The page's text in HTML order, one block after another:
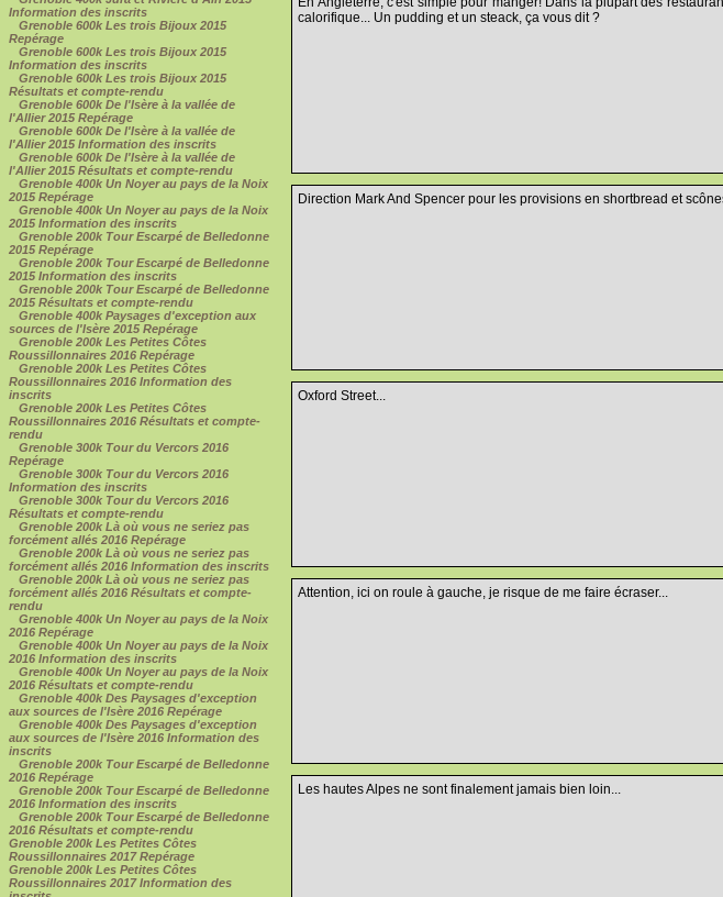
Information des inscrits
Grenoble 600k Les trois Bijoux 2015
Repérage
Grenoble 600k Les trois Bijoux 2015
Information des inscrits
Grenoble 600k Les trois Bijoux 2015
Résultats et compte-rendu
Grenoble 600k De l'Isère à la vallée de
l'Allier 2015 Repérage
Grenoble 600k De l'Isère à la vallée de
l'Allier 2015 Information des inscrits
Grenoble 600k De l'Isère à la vallée de
l'Allier 2015 Résultats et compte-rendu
Grenoble 400k Un Noyer au pays de la Noix
2015 Repérage
Grenoble 400k Un Noyer au pays de la Noix
2015 Information des inscrits
Grenoble 200k Tour Escarpé de Belledonne
2015 Repérage
Grenoble 200k Tour Escarpé de Belledonne
2015 Information des inscrits
Grenoble 200k Tour Escarpé de Belledonne
2015 Résultats et compte-rendu
Grenoble 400k Paysages d'exception aux
sources de l'Isère 2015 Repérage
Grenoble 200k Les Petites Côtes
Roussillonnaires 2016 Repérage
Grenoble 200k Les Petites Côtes
Roussillonnaires 2016 Information des
inscrits
Grenoble 200k Les Petites Côtes
Roussillonnaires 2016 Résultats et compte-
rendu
Grenoble 300k Tour du Vercors 2016
Repérage
Grenoble 300k Tour du Vercors 2016
Information des inscrits
Grenoble 300k Tour du Vercors 2016
Résultats et compte-rendu
Grenoble 200k Là où vous ne seriez pas
forcément allés 2016 Repérage
Grenoble 200k Là où vous ne seriez pas
forcément allés 2016 Information des inscrits
Grenoble 200k Là où vous ne seriez pas
forcément allés 2016 Résultats et compte-
rendu
Grenoble 400k Un Noyer au pays de la Noix
2016 Repérage
Grenoble 400k Un Noyer au pays de la Noix
2016 Information des inscrits
Grenoble 400k Un Noyer au pays de la Noix
2016 Résultats et compte-rendu
Grenoble 400k Des Paysages d'exception
aux sources de l'Isère 2016 Repérage
Grenoble 400k Des Paysages d'exception
aux sources de l'Isère 2016 Information des
inscrits
Grenoble 200k Tour Escarpé de Belledonne
2016 Repérage
Grenoble 200k Tour Escarpé de Belledonne
2016 Information des inscrits
Grenoble 200k Tour Escarpé de Belledonne
2016 Résultats et compte-rendu
Grenoble 200k Les Petites Côtes
Roussillonnaires 2017 Repérage
Grenoble 200k Les Petites Côtes
Roussillonnaires 2017 Information des
calorifique... Un pudding et un steack, ça vous dit ?
Direction Mark And Spencer pour les provisions en shortbread et
Oxford Street...
Attention, ici on roule à gauche, je risque de me faire écraser...
Les hautes Alpes ne sont finalement jamais bien loin...